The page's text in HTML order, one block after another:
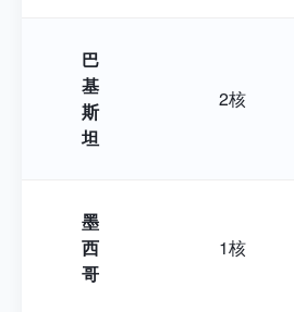
巴
基
斯
坦
2核
墨
西
哥
1核